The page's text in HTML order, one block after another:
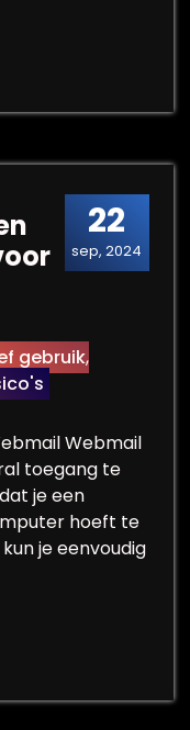
e-mail bij
22
sep, 2024
gebruik,
Webmail
toegang te
je een
hoeft te
je eenvoudig
Voordelen van